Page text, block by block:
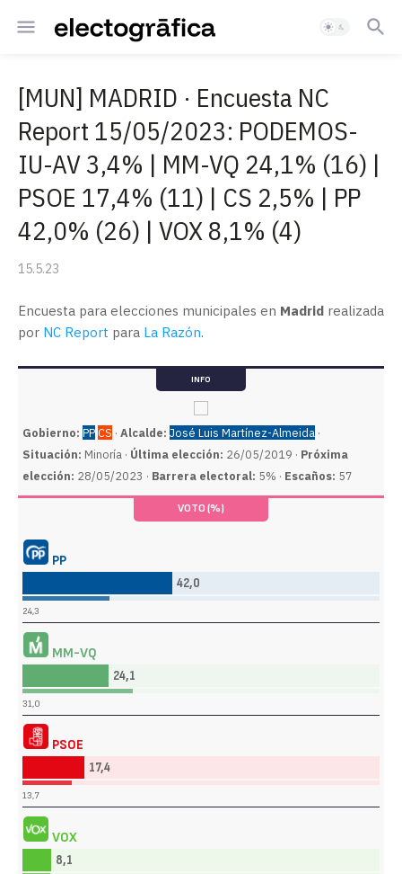
[MUN] MADRID · Encuesta NC
Report 15/05/2023: PODEMOS-
IU-AV 3,4% | MM-VQ 24,1% (16) |
PSOE 17,4% (11) | CS 2,5% | PP
42,0% (26) | VOX 8,1% (4)
15.5.23
Encuesta para elecciones municipales en Madrid realizada
por NC Report para La Razón.
INFO
Gobierno: PPCS · Alcalde: José Luis Martínez-Almeida ·
Situación: Minoría · Última elección: 26/05/2019 · Próxima
elección: 28/05/2023 · Barrera electoral: 5% · Escaños: 57
VOTO (%)
PP
42,0
24,3
MM-VQ
24,1
31,0
PSOE
17,4
13,7
VOX
8,1